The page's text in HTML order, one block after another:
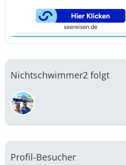
Nichtschwimmer2 folgt
Profil-Besucher